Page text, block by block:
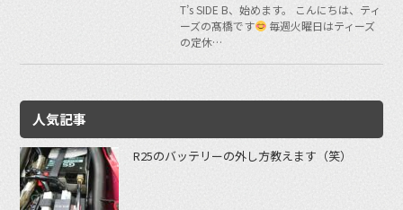
T’s SIDE B、始めます。 こんにちは、ティ
ーズの髙橋です
毎週火曜日はティーズ
の定休…
人気記事
R25のバッテリーの外し方教えます（笑）